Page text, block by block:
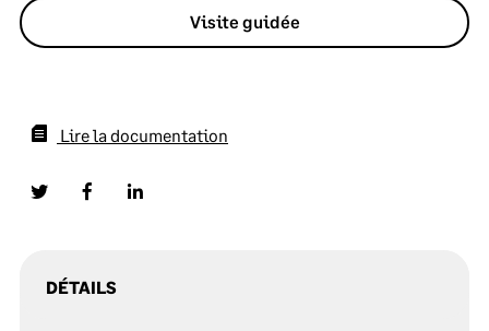
Visite guidée
Lire la documentation
DÉTAILS